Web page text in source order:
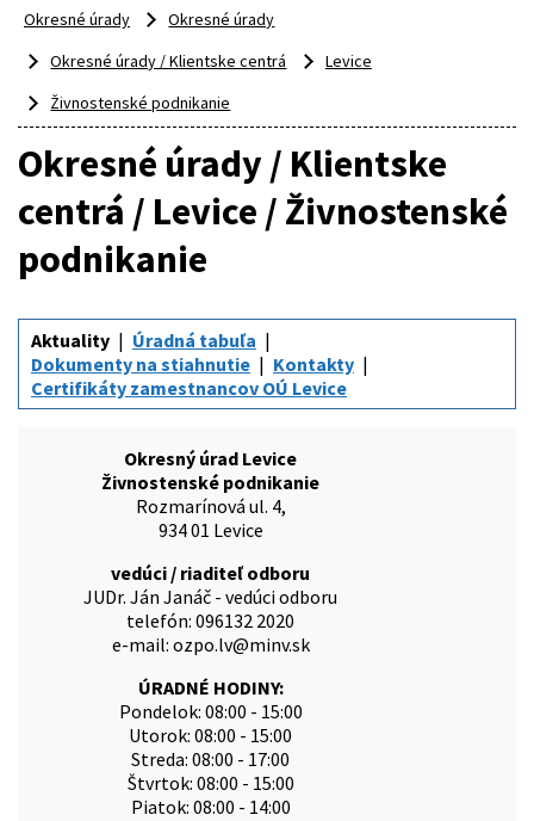
Okresné úrady
Okresné úrady
Okresné úrady / Klientske centrá
Levice
Živnostenské podnikanie
Okresné úrady / Klientske
centrá / Levice / Živnostenské
podnikanie
Aktuality
Úradná tabuľa
Dokumenty na stiahnutie
Kontakty
Certifikáty zamestnancov OÚ Levice
Okresný úrad Levice
Živnostenské podnikanie
Rozmarínová ul. 4,
934 01 Levice
vedúci / riaditeľ odboru
JUDr. Ján Janáč - vedúci odboru
telefón: 096132 2020
e-mail: ozpo.lv@minv.sk
ÚRADNÉ HODINY:
Pondelok: 08:00 - 15:00
Utorok: 08:00 - 15:00
Streda: 08:00 - 17:00
Štvrtok: 08:00 - 15:00
Piatok: 08:00 - 14:00